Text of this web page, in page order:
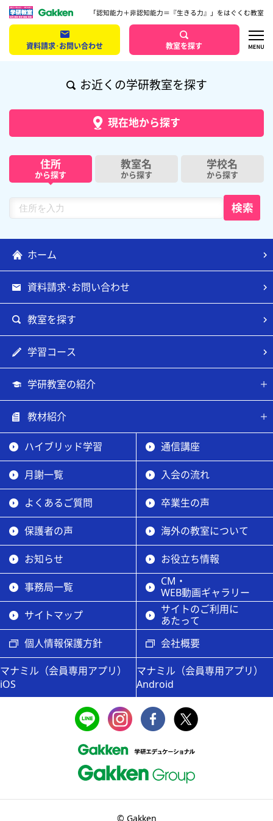
「認知能力＋非認知能力＝『生きる力』」をはぐくむ教室
資料請求･お問い合わせ 教室を探す
お近くの学研教室を探す
現在地から探す
住所
から探す
教室名
から探す
学校名
から探す
ホーム
資料請求･お問い合わせ
教室を探す
学習コース
学研教室の紹介
教材紹介
ハイブリッド学習 通信講座
月謝一覧 入会の流れ
よくあるご質問 卒業生の声
保護者の声 海外の教室について
お知らせ お役立ち情報
事務局一覧
CM・
WEB動画ギャラリー
サイトマップ
サイトのご利用に
あたって
個人情報保護方針
会社概要
マナミル（会員専用アプリ）
iOS
マナミル（会員専用アプリ）
Android
© Gakken